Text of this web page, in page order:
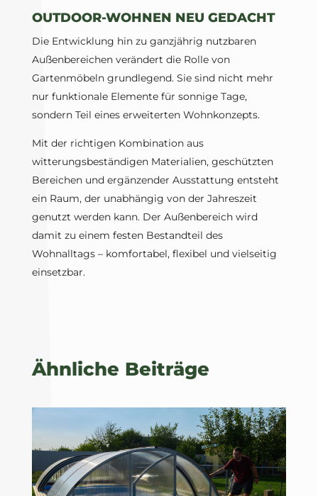
OUTDOOR-WOHNEN NEU GEDACHT
Die Entwicklung hin zu ganzjährig nutzbaren
Außenbereichen verändert die Rolle von
Gartenmöbeln grundlegend. Sie sind nicht mehr
nur funktionale Elemente für sonnige Tage,
sondern Teil eines erweiterten Wohnkonzepts.
Mit der richtigen Kombination aus
witterungsbeständigen Materialien, geschützten
Bereichen und ergänzender Ausstattung entsteht
ein Raum, der unabhängig von der Jahreszeit
genutzt werden kann. Der Außenbereich wird
damit zu einem festen Bestandteil des
Wohnalltags – komfortabel, flexibel und vielseitig
einsetzbar.
Ähnliche Beiträge